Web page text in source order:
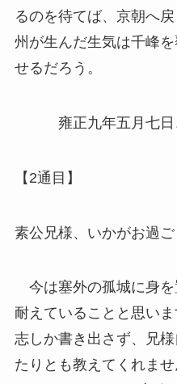
るのを待てば、京朝へ
州が生んだ生気は千峰
せるだろう。
雍正九年五月七日
【2通目】
素公兄様、いかがお過ご
今は塞外の孤城に身を
耐えていることと思い
志しか書き出さず、兄
たりとも教えてくれま